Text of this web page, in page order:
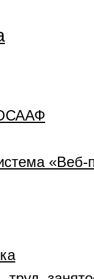
«Веб-